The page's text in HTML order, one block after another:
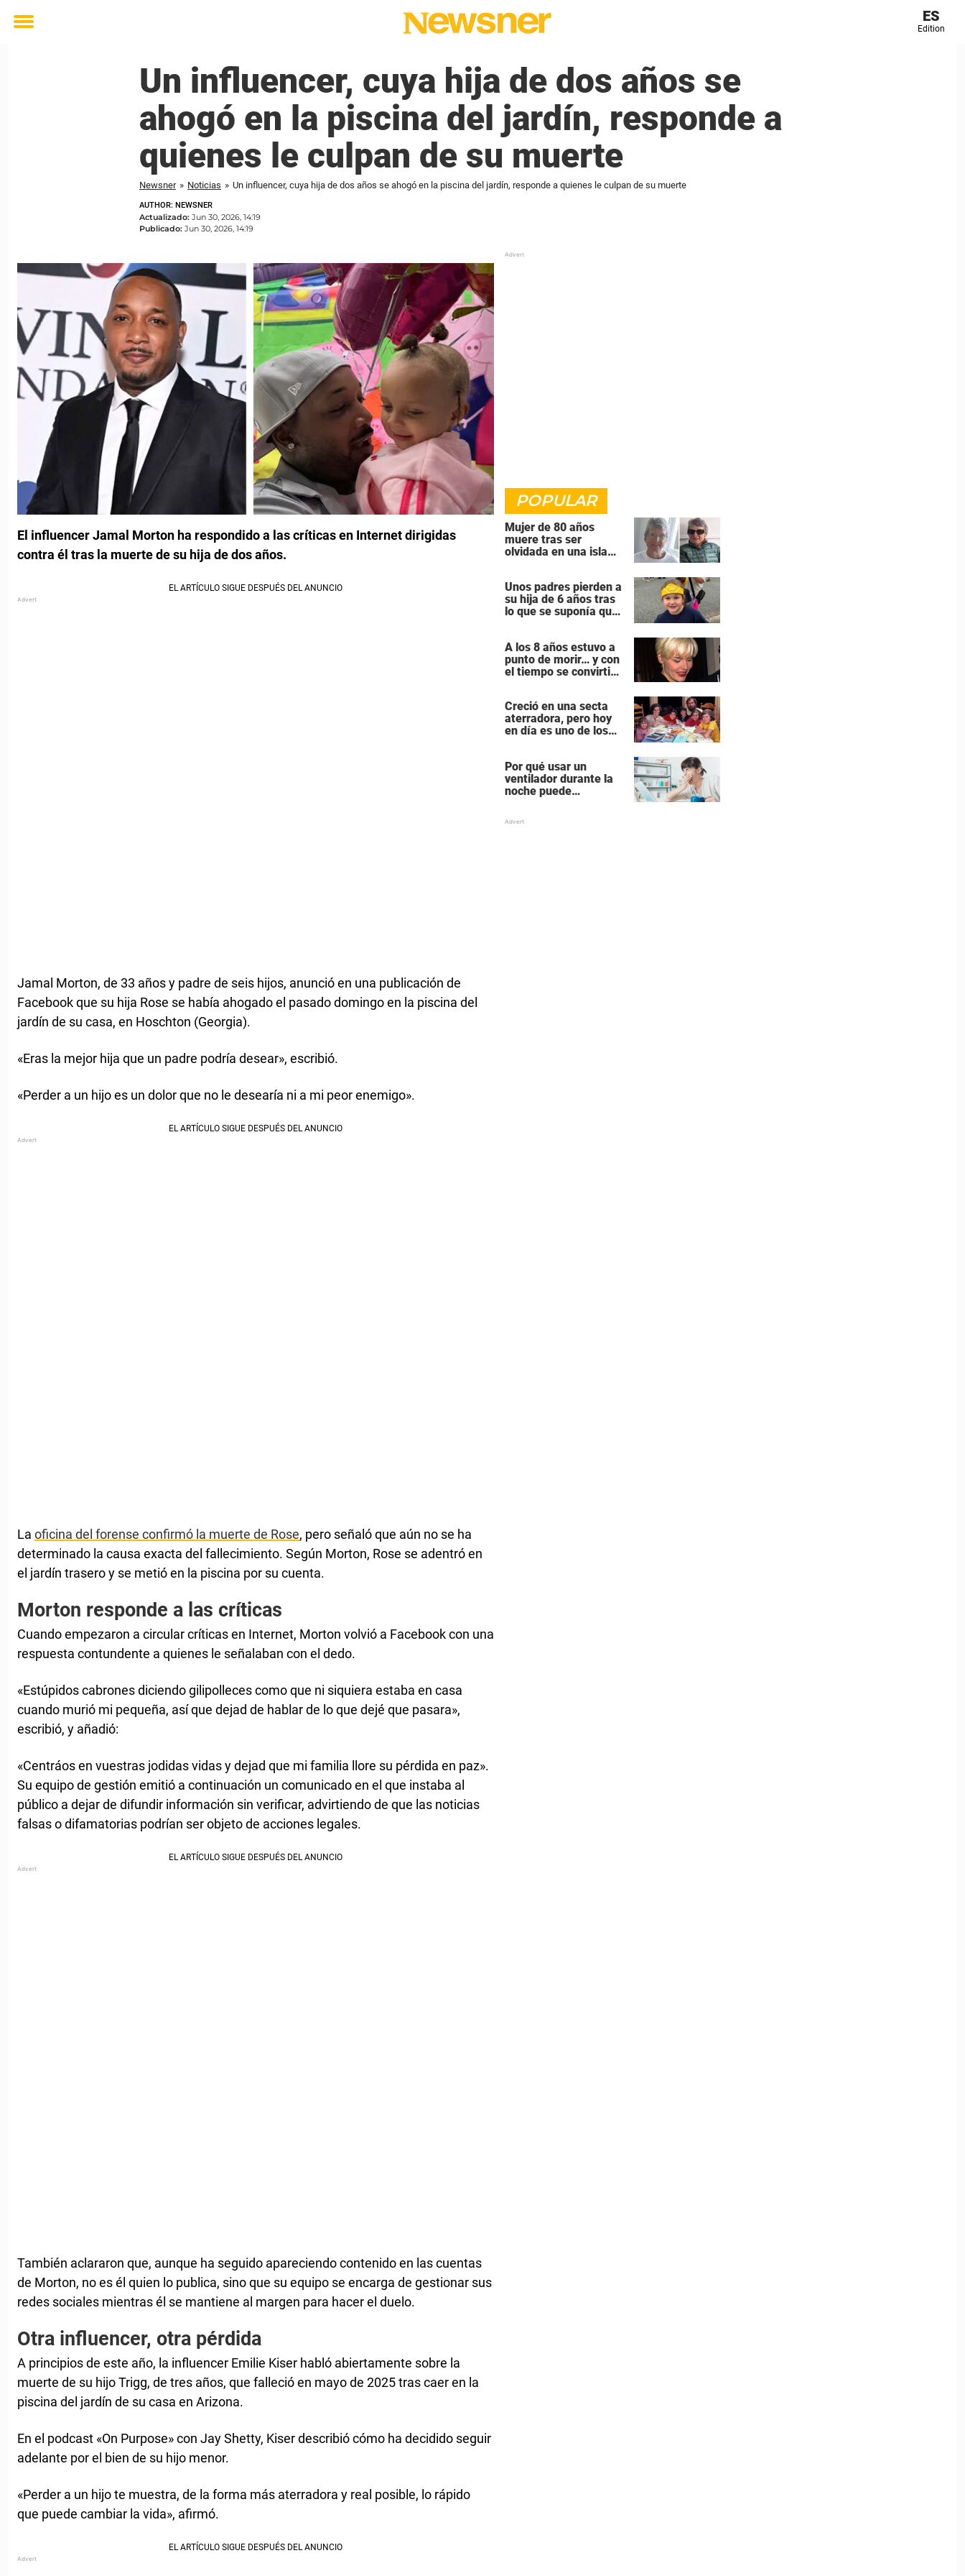
Toggle
ES
Edition
Un influencer, cuya hija de dos años se
ahogó en la piscina del jardín, responde a
quienes le culpan de su muerte
Newsner » Noticias » Un influencer, cuya hija de dos años se ahogó en la piscina del jardín, responde a quienes le culpan de su muerte
AUTHOR: NEWSNER
Actualizado: Jun 30, 2026, 14:19
Publicado: Jun 30, 2026, 14:19
El influencer Jamal Morton ha respondido a las críticas en Internet dirigidas
contra él tras la muerte de su hija de dos años.
Jamal Morton, de 33 años y padre de seis hijos, anunció en una publicación de
Facebook que su hija Rose se había ahogado el pasado domingo en la piscina del
jardín de su casa, en Hoschton (Georgia).
«Eras la mejor hija que un padre podría desear», escribió.
«Perder a un hijo es un dolor que no le desearía ni a mi peor enemigo».
La oficina del forense confirmó la muerte de Rose, pero señaló que aún no se ha
determinado la causa exacta del fallecimiento. Según Morton, Rose se adentró en
el jardín trasero y se metió en la piscina por su cuenta.
Morton responde a las críticas
Cuando empezaron a circular críticas en Internet, Morton volvió a Facebook con una
respuesta contundente a quienes le señalaban con el dedo.
«Estúpidos cabrones diciendo gilipolleces como que ni siquiera estaba en casa
cuando murió mi pequeña, así que dejad de hablar de lo que dejé que pasara»,
escribió, y añadió:
«Centráos en vuestras jodidas vidas y dejad que mi familia llore su pérdida en paz».
Su equipo de gestión emitió a continuación un comunicado en el que instaba al
público a dejar de difundir información sin verificar, advirtiendo de que las noticias
falsas o difamatorias podrían ser objeto de acciones legales.
También aclararon que, aunque ha seguido apareciendo contenido en las cuentas
de Morton, no es él quien lo publica, sino que su equipo se encarga de gestionar sus
redes sociales mientras él se mantiene al margen para hacer el duelo.
Otra influencer, otra pérdida
A principios de este año, la influencer Emilie Kiser habló abiertamente sobre la
muerte de su hijo Trigg, de tres años, que falleció en mayo de 2025 tras caer en la
piscina del jardín de su casa en Arizona.
En el podcast «On Purpose» con Jay Shetty, Kiser describió cómo ha decidido seguir
adelante por el bien de su hijo menor.
«Perder a un hijo te muestra, de la forma más aterradora y real posible, lo rápido
que puede cambiar la vida», afirmó.
POPULAR
Mujer de 80 años
muere tras ser
olvidada en una isla
Unos padres pierden a
su hija de 6 años tras
lo que se suponía que
«rutinaria»
A los 8 años estuvo a
punto de morir… y con
el tiempo se convirtió
Hollywood
Creció en una secta
aterradora, pero hoy
en día es uno de los
Hollywood
Por qué usar un
ventilador durante la
noche puede